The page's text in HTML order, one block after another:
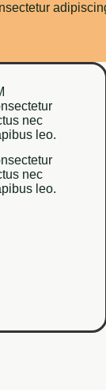
nec
leo.
nec
leo.